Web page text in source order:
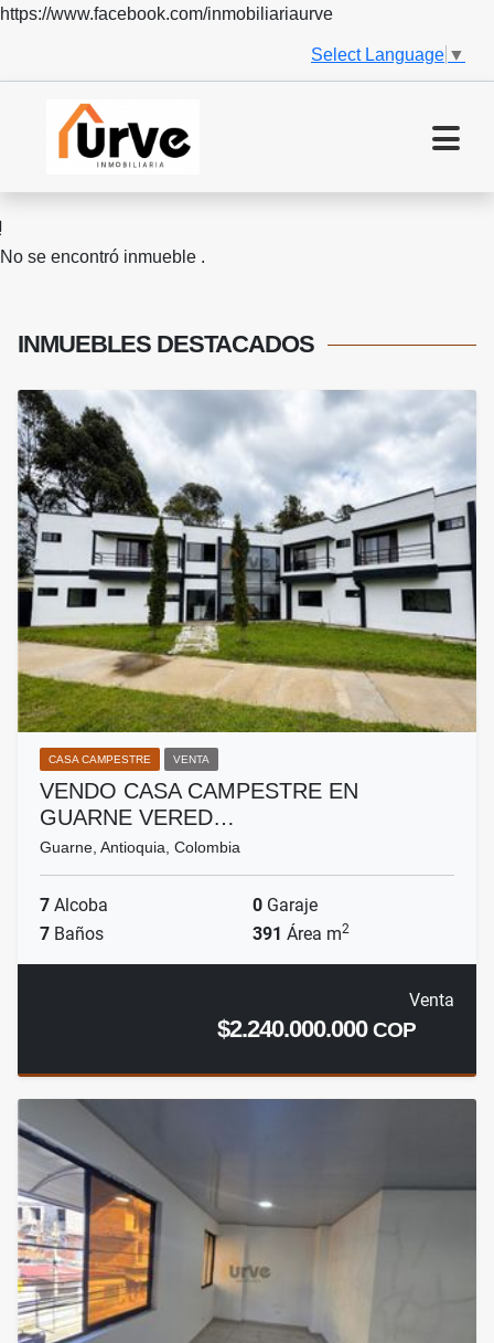
https://www.facebook.com/inmobiliariaurve
Select Language ▼
No se encontró inmueble .
INMUEBLES DESTACADOS
CASA CAMPESTRE VENTA
VENDO CASA CAMPESTRE EN
GUARNE VERED…
Guarne, Antioquia, Colombia
7 Alcoba 0 Garaje
7 Baños 391 Área m2
Venta
$2.240.000.000COP